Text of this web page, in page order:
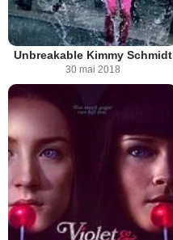
Unbreakable Kimmy Schmidt
30 mai 2018